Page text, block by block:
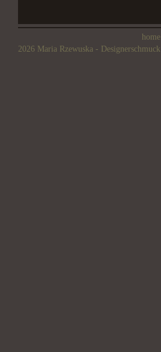
home
2026 Maria Rzewuska - Designerschmuck